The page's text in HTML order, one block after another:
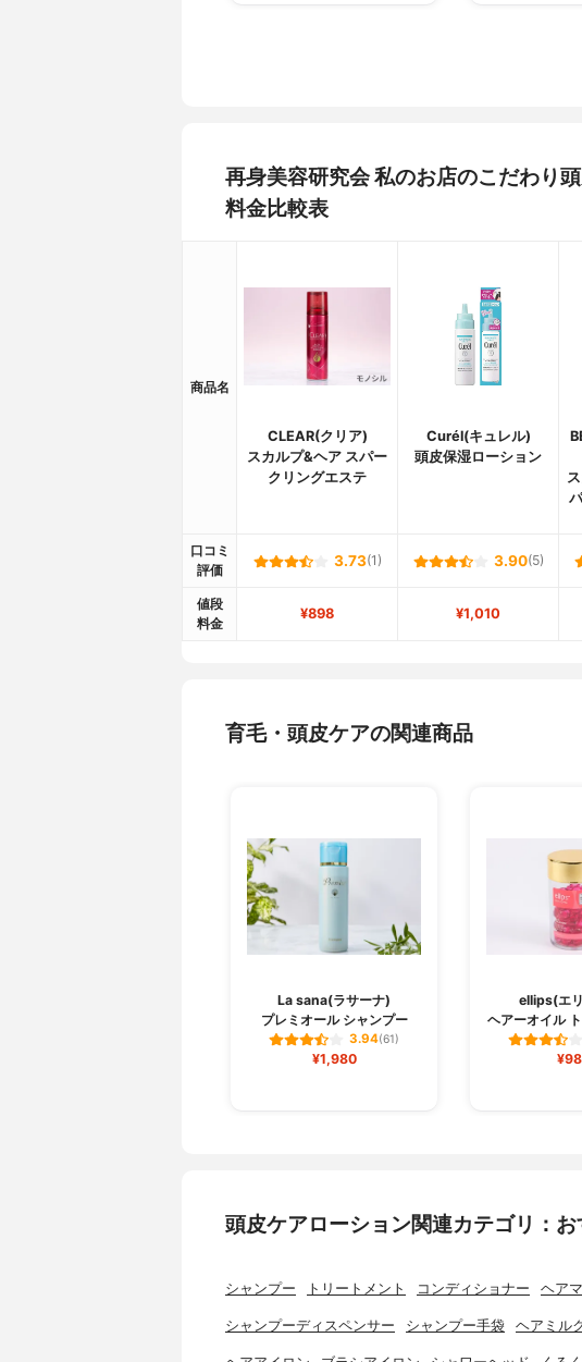
再身美容研究会 私のお店のこだわり
料金比較表
商品名
CLEAR(クリア)
スカルプ&ヘア スパー
クリングエステ
Curél(キュレル)
頭皮保湿ローション
口コミ
評価
3.73(1) 3.90(5)
値段
料金
¥898 ¥1,010
育毛・頭皮ケアの関連商品
La sana(ラサーナ)
プレミオール シャンプー
3.94(61)
¥1,980
ellips(エ
ヘアーオイル
頭皮ケアローション関連カテゴリ：
シャンプー トリートメント コンディショナー ヘア
シャンプーディスペンサー シャンプー手袋 ヘアミル